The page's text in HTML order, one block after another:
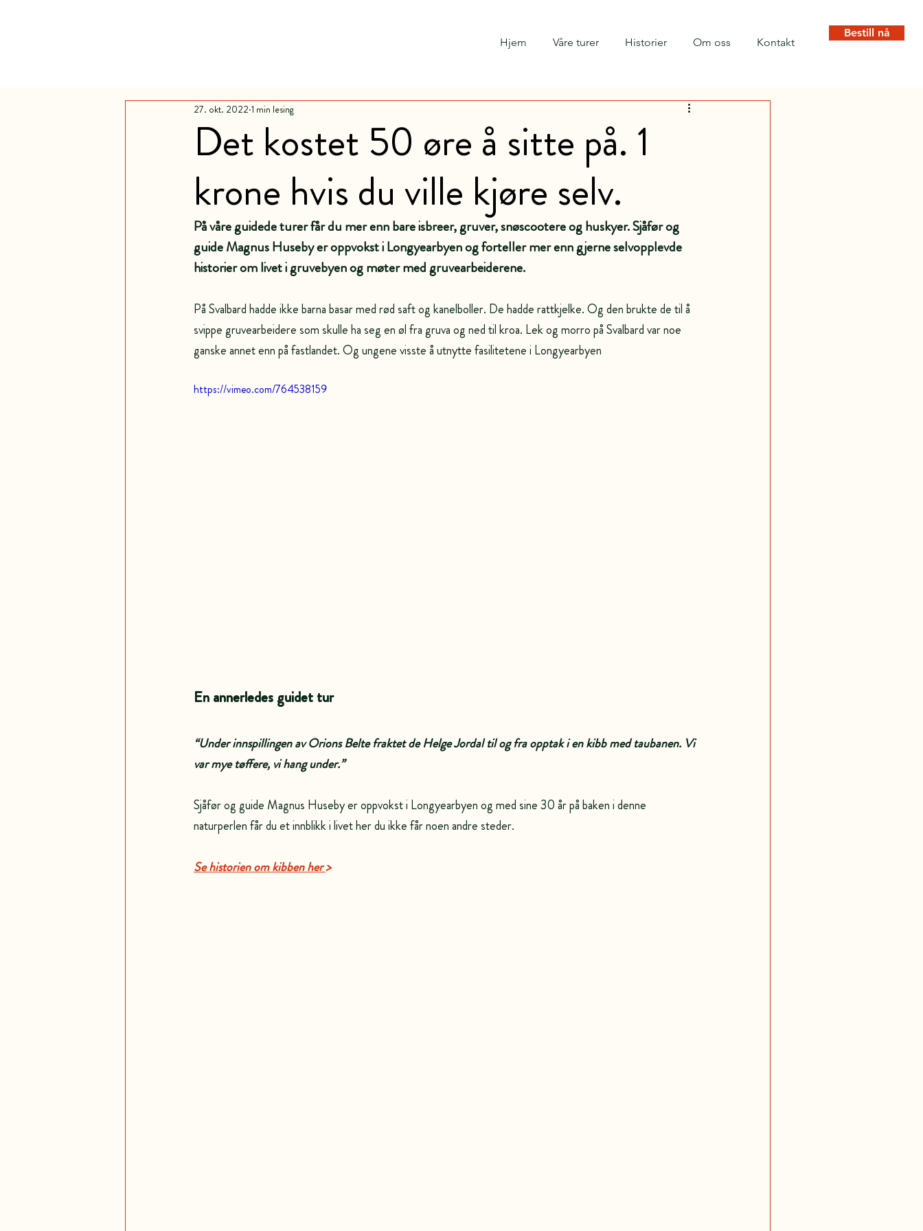
Hjem Våre turer Historier Om oss Kontakt
Bestill nå
Det kostet 50 øre å sitte på. 1
krone hvis du ville kjøre selv.
27. okt. 2022 1 min lesing
På våre guidede turer får du mer enn bare isbreer, gruver, snøscootere og huskyer. Sjåfør og
guide Magnus Huseby er oppvokst i Longyearbyen og forteller mer enn gjerne selvopplevde
historier om livet i gruvebyen og møter med gruvearbeiderene.
På Svalbard hadde ikke barna basar med rød saft og kanelboller. De hadde rattkjelke. Og den brukte de til å
svippe gruvearbeidere som skulle ha seg en øl fra gruva og ned til kroa. Lek og morro på Svalbard var noe
ganske annet enn på fastlandet. Og ungene visste å utnytte fasilitetene i Longyearbyen
https://vimeo.com/764538159
En annerledes guidet tur
“Under innspillingen av Orions Belte fraktet de Helge Jordal til og fra opptak i en kibb med taubanen. Vi
var mye tøffere, vi hang under.”
Sjåfør og guide Magnus Huseby er oppvokst i Longyearbyen og med sine 30 år på baken i denne
naturperlen får du et innblikk i livet her du ikke får noen andre steder.
Se historien om kibben her >